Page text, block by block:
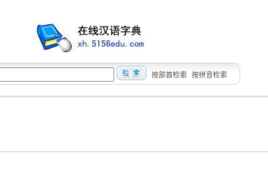
按部首检索 按拼音检索